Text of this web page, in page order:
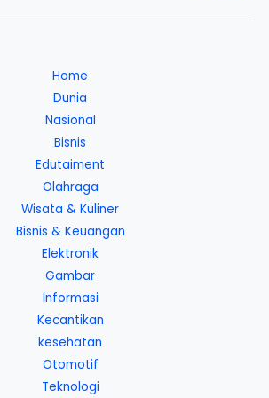
Home
Dunia
Nasional
Bisnis
Edutaiment
Olahraga
Wisata & Kuliner
Bisnis & Keuangan
Elektronik
Gambar
Informasi
Kecantikan
kesehatan
Otomotif
Teknologi